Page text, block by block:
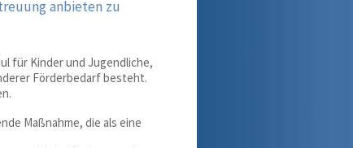
anbieten zu
für Kinder und Jugendliche,
Förderbedarf besteht.
Maßnahme, die als eine